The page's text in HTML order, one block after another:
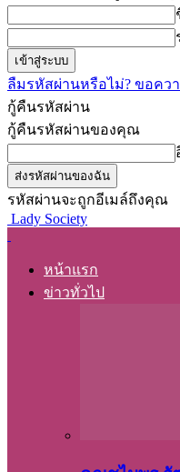
ลืมรหัสผ่านหรือไม่? ขอคว
กู้คืนรหัสผ่าน
กู้คืนรหัสผ่านของคุณ
รหัสผ่านจะถูกอีเมล์ถึงคุณ
Lady Society
หน้าแรก
ข่าวทั่วไป